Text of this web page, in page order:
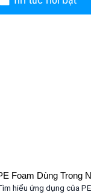
Foam Dùng Trong
hiểu ứng dụng của